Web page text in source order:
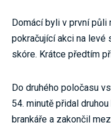
Domácí byli v první
pokračující akci na levé
skóre. Krátce předtím
Do druhého poločasu
54. minutě přidal
brankáře a zakončil